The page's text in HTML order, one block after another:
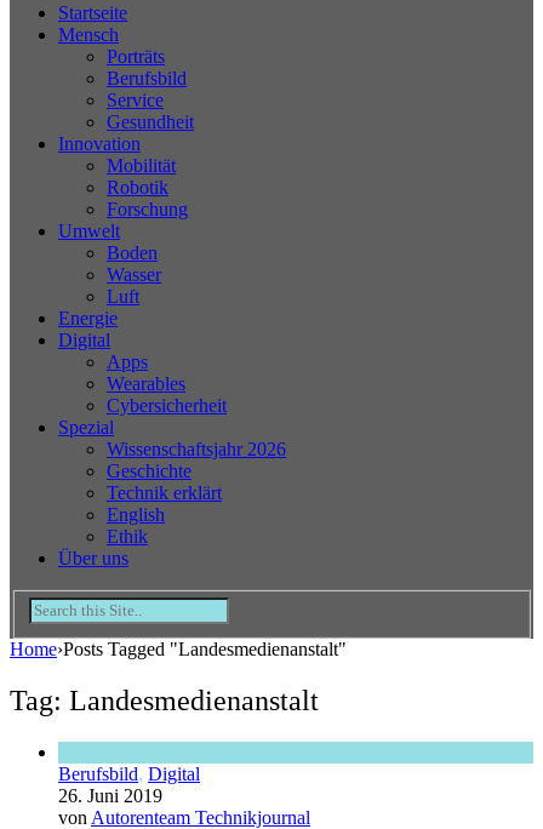
Startseite
Mensch
Porträts
Berufsbild
Service
Gesundheit
Innovation
Mobilität
Robotik
Forschung
Umwelt
Boden
Wasser
Luft
Energie
Digital
Apps
Wearables
Cybersicherheit
Spezial
Wissenschaftsjahr 2026
Geschichte
Technik erklärt
English
Ethik
Über uns
Home›Posts Tagged "Landesmedienanstalt"
Tag: Landesmedienanstalt
Berufsbild, Digital
26. Juni 2019
von Autorenteam Technikjournal